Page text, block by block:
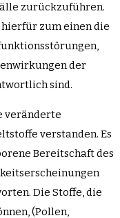
zurückzuführen.
hierfür zum einen die
der
sind.
veränderte
verstanden. Es
Bereitschaft des
Die Stoffe, die
(Pollen,